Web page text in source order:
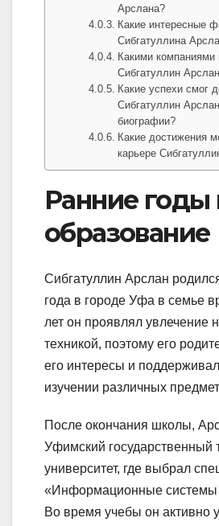
Арслана?
Какие интересные
Сибгатуллина
Какими компаниями
Сибгатуллин
Какие успехи смог
Сибгатуллин
биографии?
Какие достижения
карьере
Ранние годы
образование
Сибгатуллин Арслан
года в городе Уфа в семье
лет он проявлял увлечение
техникой, поэтому его
его интересы и
изучении различных
После окончания школы,
Уфимский государственный
университет, где выбрал
«Информационные системы
Во время учебы он активно